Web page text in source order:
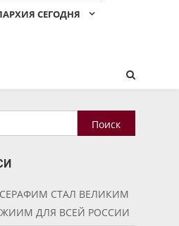
СЕГОДНЯ
Найти:
СТАЛ ВЕЛИКИМ
ДЛЯ ВСЕЙ РОССИИ